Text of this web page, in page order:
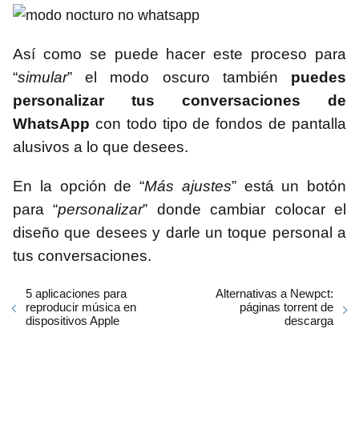
Así como se puede hacer este proceso para
“simular” el modo oscuro también puedes
personalizar tus conversaciones de
WhatsApp con todo tipo de fondos de pantalla
alusivos a lo que desees.
En la opción de “Más ajustes” está un botón
para “personalizar” donde cambiar colocar el
diseño que desees y darle un toque personal a
tus conversaciones.
5 aplicaciones para
reproducir música en
dispositivos Apple
Alternativas a Newpct:
páginas torrent de
descarga